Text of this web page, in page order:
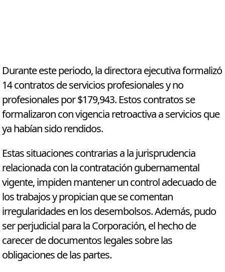
Durante este periodo, la directora ejecutiva formalizó
14 contratos de servicios profesionales y no
profesionales por $179,943. Estos contratos se
formalizaron con vigencia retroactiva a servicios que
ya habían sido rendidos.
Estas situaciones contrarias a la jurisprudencia
relacionada con la contratación gubernamental
vigente, impiden mantener un control adecuado de
los trabajos y propician que se comentan
irregularidades en los desembolsos. Además, pudo
ser perjudicial para la Corporación, el hecho de
carecer de documentos legales sobre las
obligaciones de las partes.